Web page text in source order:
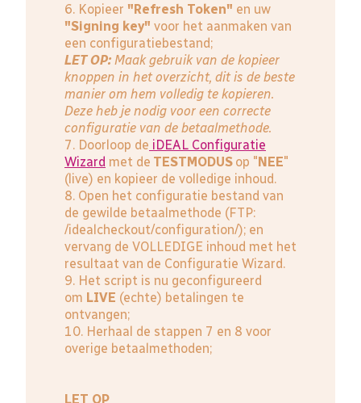
6. Kopieer "Refresh Token" en uw
"Signing key" voor het aanmaken van
een configuratiebestand;
LET OP: Maak gebruik van de kopieer
knoppen in het overzicht, dit is de beste
manier om hem volledig te kopieren.
Deze heb je nodig voor een correcte
configuratie van de betaalmethode.
7. Doorloop de iDEAL Configuratie
Wizard met de TESTMODUS op "NEE"
(live) en kopieer de volledige inhoud.
8. Open het configuratie bestand van
de gewilde betaalmethode (FTP:
/idealcheckout/configuration/); en
vervang de VOLLEDIGE inhoud met het
resultaat van de Configuratie Wizard.
9. Het script is nu geconfigureerd
om LIVE (echte) betalingen te
ontvangen;
10. Herhaal de stappen 7 en 8 voor
overige betaalmethoden;
LET OP